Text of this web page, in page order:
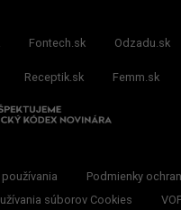
Fontech.sk Odzadu.sk
Receptik.sk Femm.sk
Podmienky
súborov Cookies